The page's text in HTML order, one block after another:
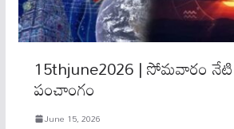
15thjune2026 | సోమవారం నేటి
పంచాంగం
June 15, 2026